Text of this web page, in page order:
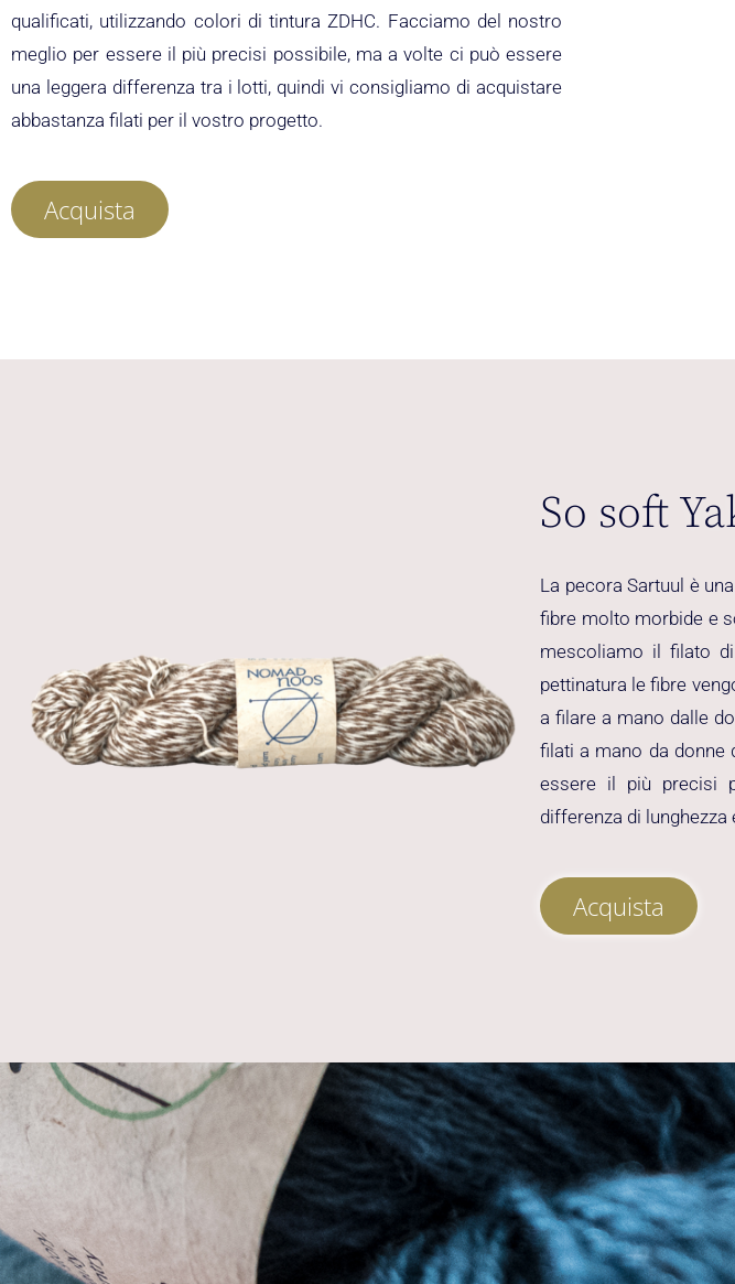
qualificati, utilizzando colori di tintura ZDHC. Facciamo del nostro
meglio per essere il più precisi possibile, ma a volte ci può essere
una leggera differenza tra i lotti, quindi vi consigliamo di acquistare
abbastanza filati per il vostro progetto.
Acquista
So soft
La pecora Sartuul è
fibre molto morbide e
mescoliamo il filato
pettinatura le fibre
a filare a mano dalle
filati a mano da donne
essere il più precisi
differenza di
Acquista